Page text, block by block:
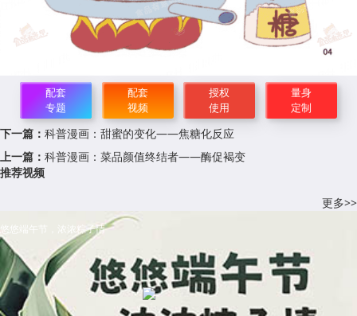
配套
专题
配套
视频
授权
使用
量身
定制
下一篇： 科普漫画：甜蜜的变化——焦糖化反应
上一篇： 科普漫画：菜品颜值终结者——酶促褐变
推荐视频
更多>>
悠悠端午节，浓浓粽子情